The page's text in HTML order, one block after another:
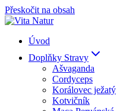
Přeskočit na obsah
Úvod
Doplňky Stravy
Ašvaganda
Cordyceps
Korálovec ježatý
Kotvičník